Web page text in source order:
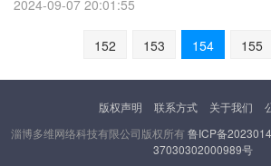
2024-09-07 20:01:55
152 153 154 155
版权声明 联系方式 关于我们
淄博多维网络科技有限公司版权所有鲁ICP备
37030302000989号